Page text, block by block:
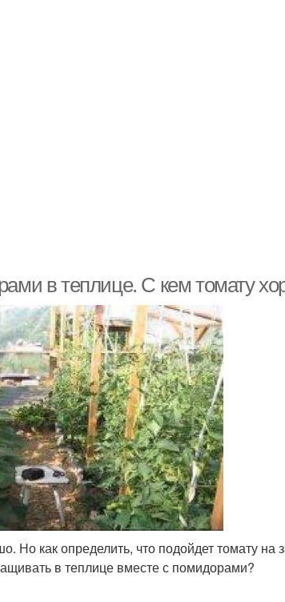
в теплице. С кем томату
как определить, что подойдет томату на
в теплице вместе с помидорами?